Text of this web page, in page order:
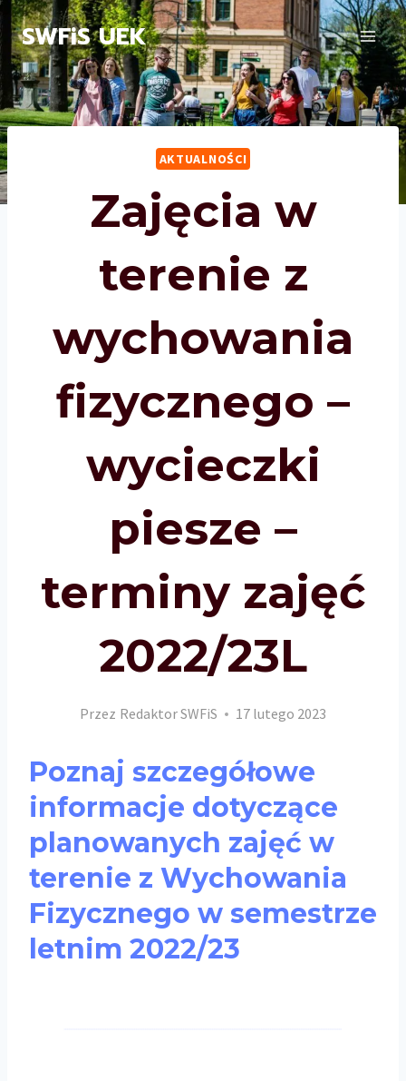
Przejdź
do
treści
SWFiS UEK
AKTUALNOŚCI
Zajęcia w
terenie z
wychowania
fizycznego –
wycieczki
piesze –
terminy zajęć
2022/23L
Przez Redaktor SWFiS 17 lutego 2023
Poznaj szczegółowe
informacje dotyczące
planowanych zajęć w
terenie z Wychowania
Fizycznego w semestrze
letnim 2022/23